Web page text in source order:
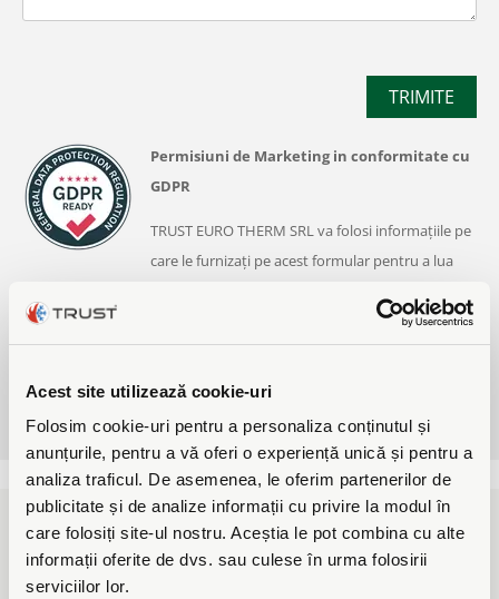
Acest site utilizează cookie-uri
Folosim cookie-uri pentru a personaliza conținutul și
anunțurile, pentru a vă oferi o experiență unică și pentru a
analiza traficul. De asemenea, le oferim partenerilor de
publicitate și de analize informații cu privire la modul în
care folosiți site-ul nostru. Aceștia le pot combina cu alte
informații oferite de dvs. sau culese în urma folosirii
serviciilor lor.
Permisiuni de Marketing in conformitate cu
GDPR
TRUST EURO THERM SRL va folosi informațiile pe
care le furnizați pe acest formular pentru a lua
click pentru a trimite acest formular, confirmați că informațiile pe
care le furnizați vor fi transferate catre noi pentru procesare în
conformitate cuPolitica de confidențialitate & Termenii si conditiile